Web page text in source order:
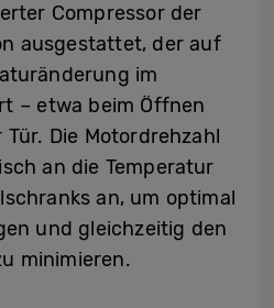
Compressor der
ausgestattet, der auf
im
– etwa beim Öffnen
Die Motordrehzahl
an die Temperatur
an, um optimal
und gleichzeitig den
minimieren.